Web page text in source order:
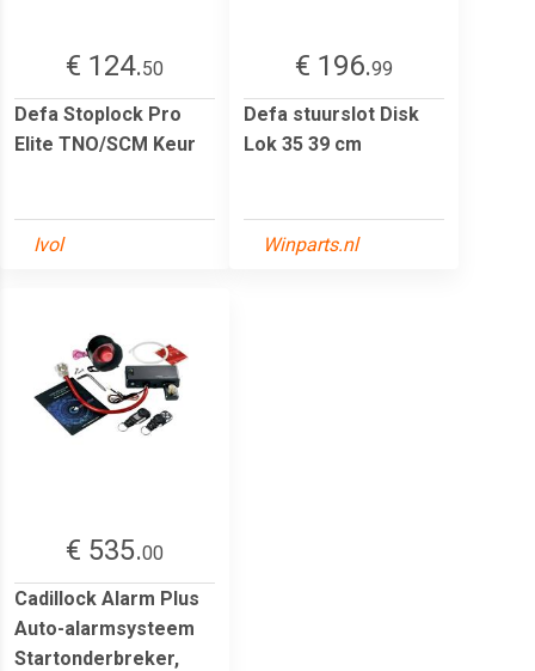
€ 124.50
Defa Stoplock Pro
Elite TNO/SCM Keur
Ivol
€ 196.99
Defa stuurslot Disk
Lok 35 39 cm
Winparts.nl
€ 535.00
Cadillock Alarm Plus
Auto-alarmsysteem
Startonderbreker,